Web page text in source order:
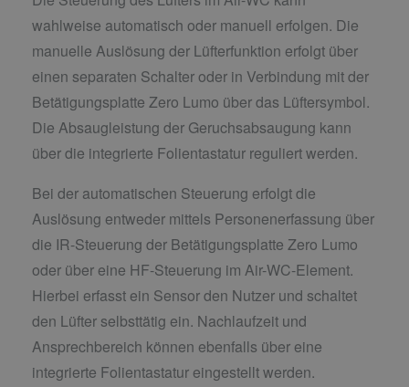
wahlweise automatisch oder manuell erfolgen. Die
manuelle Auslösung der Lüfterfunktion erfolgt über
einen separaten Schalter oder in Verbindung mit der
Betätigungsplatte Zero Lumo über das Lüftersymbol.
Die Absaugleistung der Geruchsabsaugung kann
über die integrierte Folientastatur reguliert werden.
Bei der automatischen Steuerung erfolgt die
Auslösung entweder mittels Personenerfassung über
die IR-Steuerung der Betätigungsplatte Zero Lumo
oder über eine HF-Steuerung im Air-WC-Element.
Hierbei erfasst ein Sensor den Nutzer und schaltet
den Lüfter selbsttätig ein. Nachlaufzeit und
Ansprechbereich können ebenfalls über eine
integrierte Folientastatur eingestellt werden.